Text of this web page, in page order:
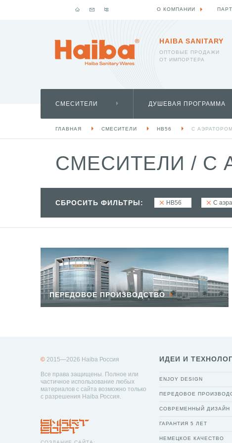
HAIBA SANITARY
ОПТОВЫЕ ПРОДАЖИ
ОТ ИМПОРТЕРА
СМЕСИТЕЛИ ДУШЕВАЯ ПРОГРАММА
ГЛАВНАЯ СМЕСИТЕЛИ HB56 С АЭРАТОРОМ
СМЕСИТЕЛИ / С
СБРОСИТЬ ФИЛЬТРЫ: HB56 С
ПЕРЕДОВОЕ ПРОИЗВОДСТВО
© 2015—2026 Haiba Россия
Все права защищены. Полное или
частичное использование любых
материалов с сайта возможно только
с разрешения Haiba Россия.
ИДЕИ И
ENJOY DESIGN
ПЕРЕДОВОЕ
СОВРЕМЕННЫЙ ДИЗАЙН
ГАРАНТИЯ 5 ЛЕТ
НЕМЕЦКОЕ КАЧЕСТВО
О КОМПАНИИ